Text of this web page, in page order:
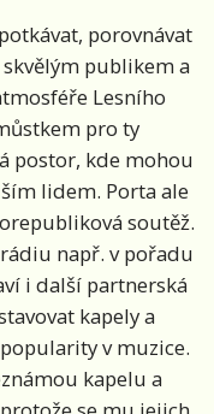
porovnávat
publikem a
Lesního
pro ty
postor, kde mohou
lidem. Porta ale
soutěž.
např. v pořadu
i další partnerská
kapely a
v muzice.
kapelu a